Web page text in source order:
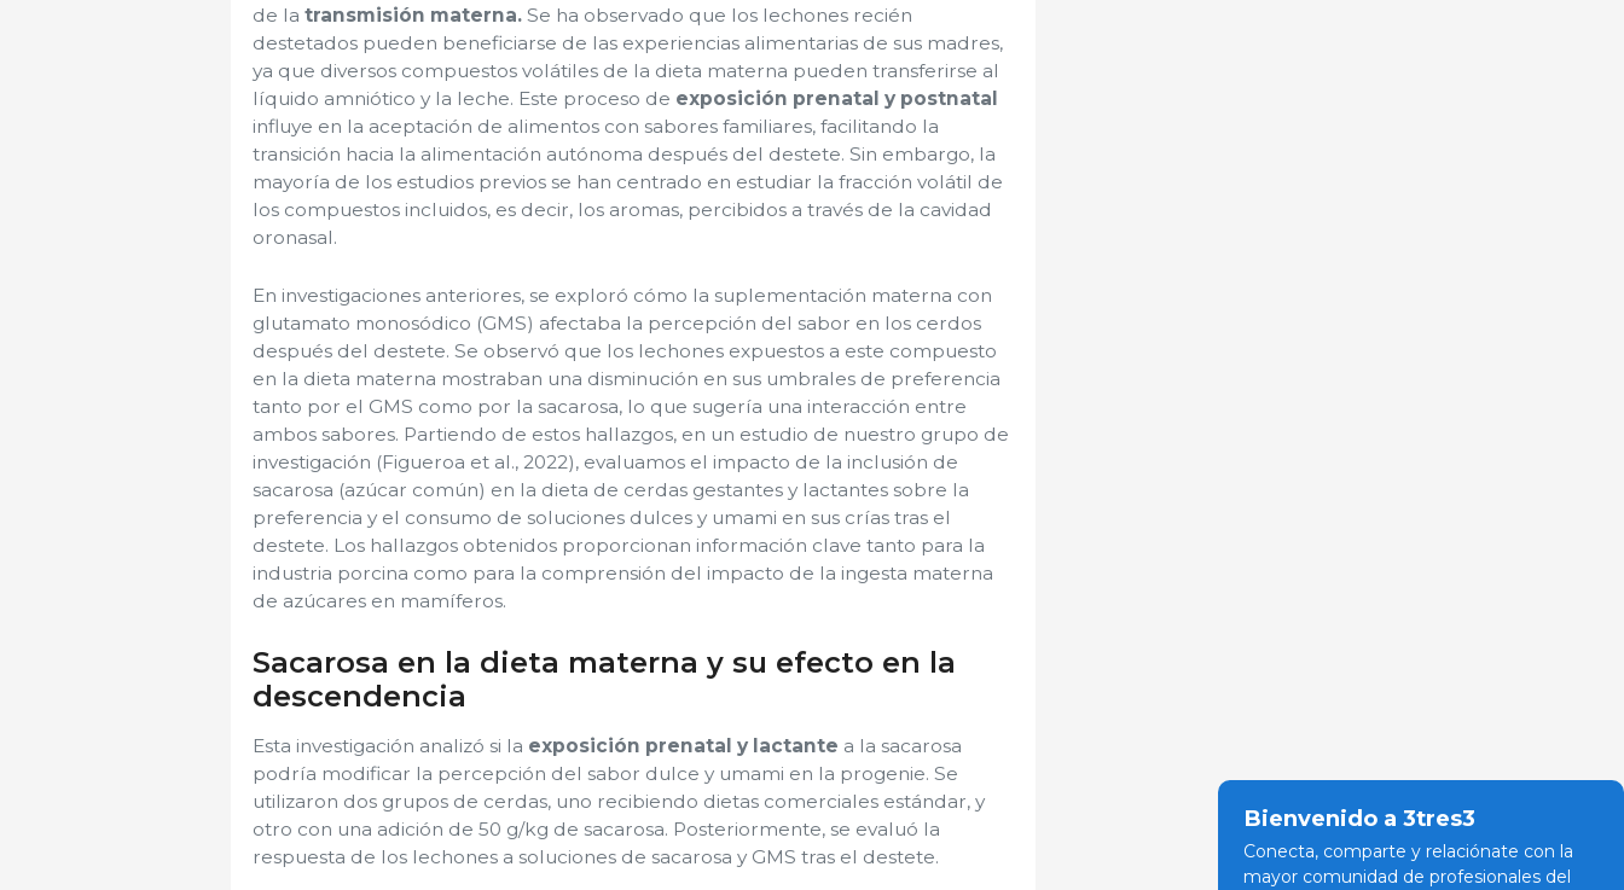
de la transmisión materna. Se ha observado que los lechones recién
destetados pueden beneficiarse de las experiencias alimentarias de sus madres,
ya que diversos compuestos volátiles de la dieta materna pueden transferirse al
líquido amniótico y la leche. Este proceso de exposición prenatal y postnatal
influye en la aceptación de alimentos con sabores familiares, facilitando la
transición hacia la alimentación autónoma después del destete. Sin embargo, la
mayoría de los estudios previos se han centrado en estudiar la fracción volátil de
los compuestos incluidos, es decir, los aromas, percibidos a través de la cavidad
oronasal.
En investigaciones anteriores, se exploró cómo la suplementación materna con
glutamato monosódico (GMS) afectaba la percepción del sabor en los cerdos
después del destete. Se observó que los lechones expuestos a este compuesto
en la dieta materna mostraban una disminución en sus umbrales de preferencia
tanto por el GMS como por la sacarosa, lo que sugería una interacción entre
ambos sabores. Partiendo de estos hallazgos, en un estudio de nuestro grupo de
investigación (Figueroa et al., 2022), evaluamos el impacto de la inclusión de
sacarosa (azúcar común) en la dieta de cerdas gestantes y lactantes sobre la
preferencia y el consumo de soluciones dulces y umami en sus crías tras el
destete. Los hallazgos obtenidos proporcionan información clave tanto para la
industria porcina como para la comprensión del impacto de la ingesta materna
de azúcares en mamíferos.
Sacarosa en la dieta materna y su efecto en la
descendencia
Esta investigación analizó si la exposición prenatal y lactante a la sacarosa
podría modificar la percepción del sabor dulce y umami en la progenie. Se
utilizaron dos grupos de cerdas, uno recibiendo dietas comerciales estándar, y
otro con una adición de 50 g/kg de sacarosa. Posteriormente, se evaluó la
respuesta de los lechones a soluciones de sacarosa y GMS tras el destete.
Bienvenido a 3tres3
Conecta, comparte y relaciónate con la
mayor comunidad de profesionales del